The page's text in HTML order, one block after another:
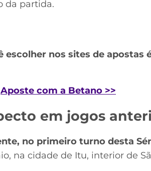
da partida.
nos sites de apostas
Aposte com a Betano >>
em jogos
no primeiro turno desta
na cidade de Itu, interior de